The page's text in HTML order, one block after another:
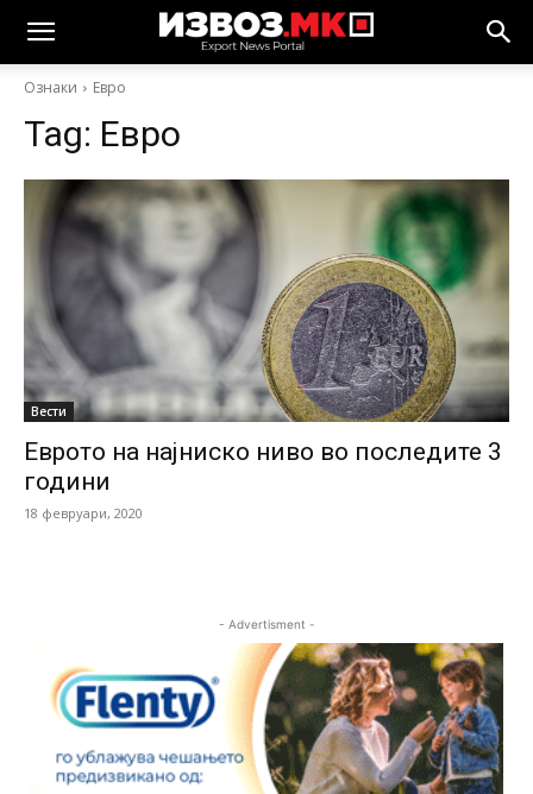
Ознаки Евро
Tag: Евро
Вести
Еврото на најниско ниво во последите 3
години
18 февруари, 2020
- Advertisment -